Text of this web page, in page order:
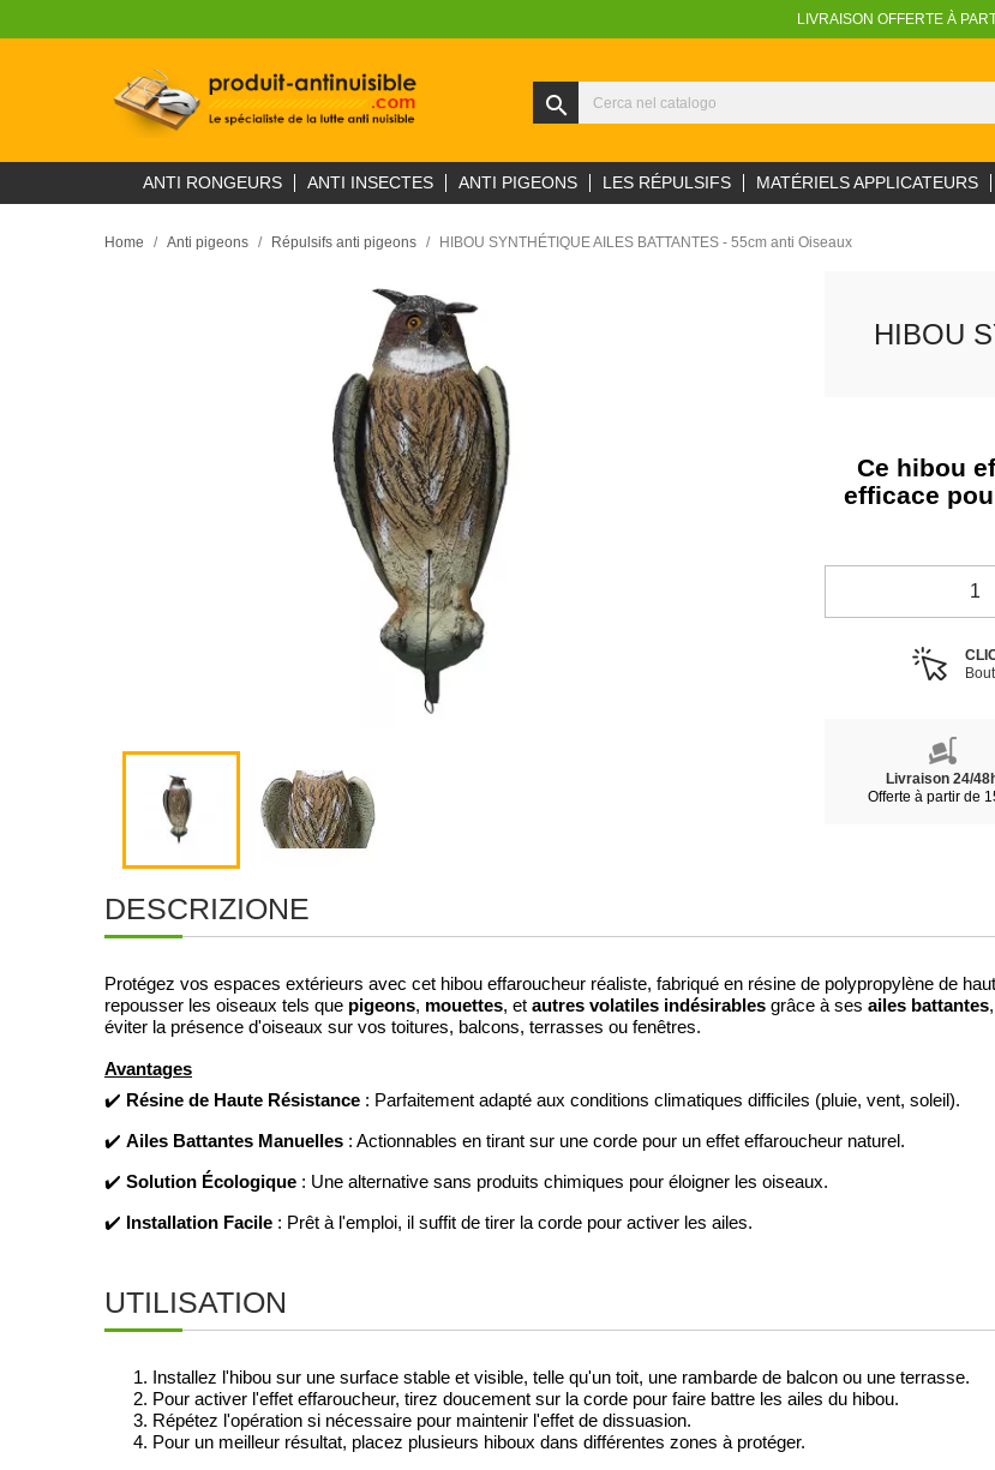
LIVRAISON OFFERTE À
search
ANTI RONGEURS ANTI INSECTES ANTI PIGEONS LES RÉPULSIFS MATÉRIELS APPLICATEURS
Home Anti pigeons Répulsifs anti pigeons HIBOU SYNTHÉTIQUE AILES BATTANTES - 55cm anti Oiseaux
HIBOU
Ce hibou
efficace
Livraison 24/
Offerte à partir de
DESCRIZIONE
Protégez vos espaces extérieurs avec cet hibou effaroucheur réaliste, fabriqué en résine de polypropylène de
repousser les oiseaux tels que pigeons, mouettes, et autres volatiles indésirables grâce à ses ailes battantes
éviter la présence d'oiseaux sur vos toitures, balcons, terrasses ou fenêtres.
Avantages
✔️ Résine de Haute Résistance : Parfaitement adapté aux conditions climatiques difficiles (pluie, vent, soleil).
✔️ Ailes Battantes Manuelles : Actionnables en tirant sur une corde pour un effet effaroucheur naturel.
✔️ Solution Écologique : Une alternative sans produits chimiques pour éloigner les oiseaux.
✔️ Installation Facile : Prêt à l'emploi, il suffit de tirer la corde pour activer les ailes.
UTILISATION
Installez l'hibou sur une surface stable et visible, telle qu'un toit, une rambarde de balcon ou une terrasse.
Pour activer l'effet effaroucheur, tirez doucement sur la corde pour faire battre les ailes du hibou.
Répétez l'opération si nécessaire pour maintenir l'effet de dissuasion.
Pour un meilleur résultat, placez plusieurs hiboux dans différentes zones à protéger.